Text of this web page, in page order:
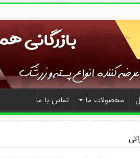
محصولات ما تماس با ما